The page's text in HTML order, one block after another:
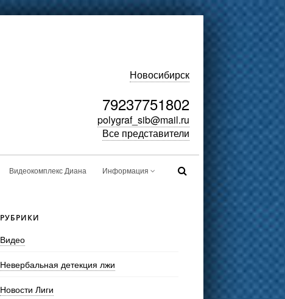
Новосибирск
79237751802
polygraf_sib@mail.ru
Все представители
Видеокомплекс Диана Информация
РУБРИКИ
Видео
Невербальная детекция лжи
Новости Лиги